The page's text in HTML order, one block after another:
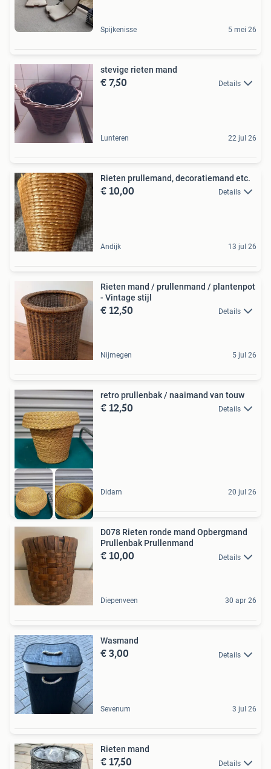
Spijkenisse 5 mei 26
stevige rieten mand
€ 7,50 Details
Lunteren 22 jul 26
Rieten prullemand, decoratiemand etc.
€ 10,00 Details
Andijk 13 jul 26
Rieten mand / prullenmand / plantenpot
- Vintage stijl
€ 12,50 Details
Nijmegen 5 jul 26
retro prullenbak / naaimand van touw
€ 12,50 Details
Didam 20 jul 26
D078 Rieten ronde mand Opbergmand
Prullenbak Prullenmand
€ 10,00 Details
Diepenveen 30 apr 26
Wasmand
€ 3,00 Details
Sevenum 3 jul 26
Rieten mand
€ 17,50 Details